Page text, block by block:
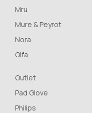
Mru
Mure & Peyrot
Nora
Olfa
Outlet
Pad Glove
Philips